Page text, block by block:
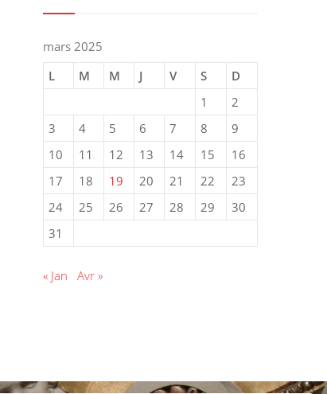
mars 2025
L
M M J V S
D
1
2
3
4 5 6 7 8
9
10
11 12 13 14 15
16
17
18 19 20 21 22
23
24
25 26 27 28 29
30
31
« Jan Avr »